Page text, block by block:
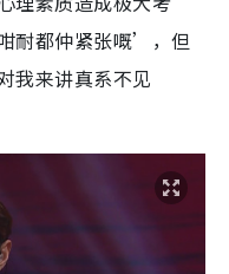
耐都仲紧张嘅’，但
我来讲真系不见